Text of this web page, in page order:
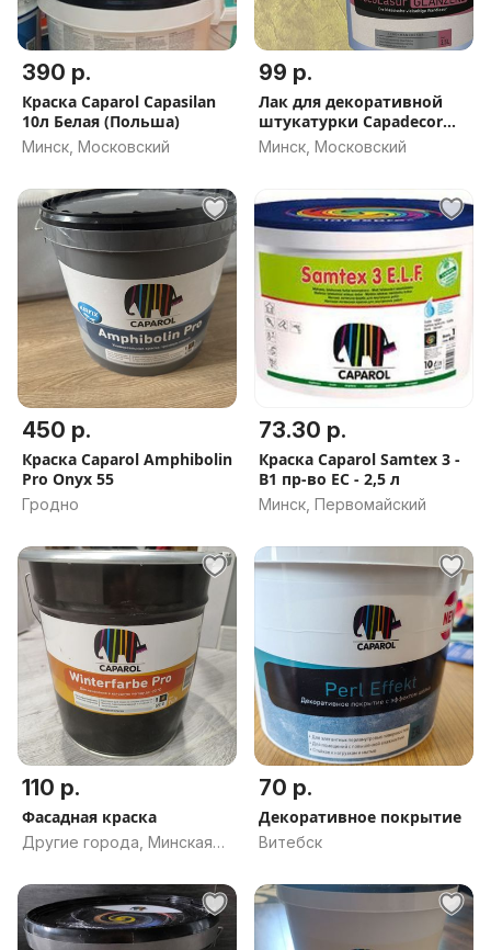
390 р.
Краска Caparol Capasilan
10л Белая (Польша)
Минск, Московский
99 р.
Лак для декоративной
штукатурки Capadecor
DecoLasur Glanzend 2.5л
Минск, Московский
450 р.
Краска Caparol Amphibolin
Pro Onyx 55
Гродно
73.30 р.
Краска Caparol Samtex 3 -
B1 пр-во EC - 2,5 л
Минск, Первомайский
110 р.
Фасадная краска
Другие города, Минская
70 р.
Декоративное покрытие
Витебск